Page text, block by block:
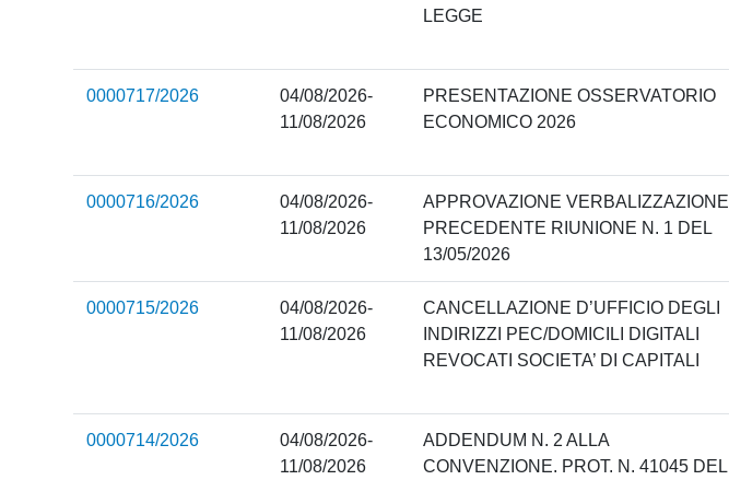
LEGGE
0000717/2026
04/08/2026-
11/08/2026
PRESENTAZIONE OSSERVATORIO
ECONOMICO 2026
0000716/2026
04/08/2026-
11/08/2026
APPROVAZIONE VERBALIZZAZIONE
PRECEDENTE RIUNIONE N. 1 DEL
13/05/2026
0000715/2026
04/08/2026-
11/08/2026
CANCELLAZIONE D’UFFICIO DEGLI
INDIRIZZI PEC/DOMICILI DIGITALI
REVOCATI SOCIETA’ DI CAPITALI
0000714/2026
04/08/2026-
11/08/2026
ADDENDUM N. 2 ALLA
CONVENZIONE. PROT. N. 41045 DEL